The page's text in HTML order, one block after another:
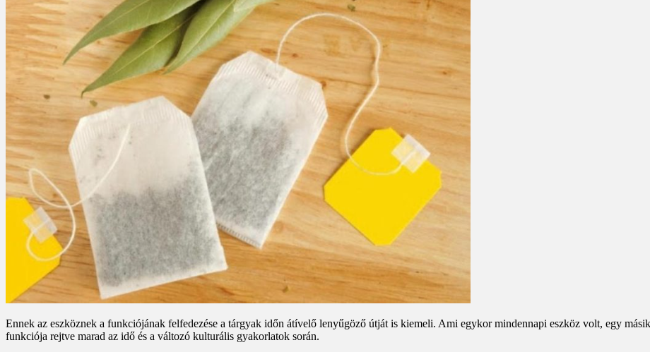
Ennek az eszköznek a funkciójának felfedezése a tárgyak időn átívelő lenyűgöző útját is kiemeli. Ami egykor mindennapi eszköz volt, egy
funkciója rejtve marad az idő és a változó kulturális gyakorlatok során.